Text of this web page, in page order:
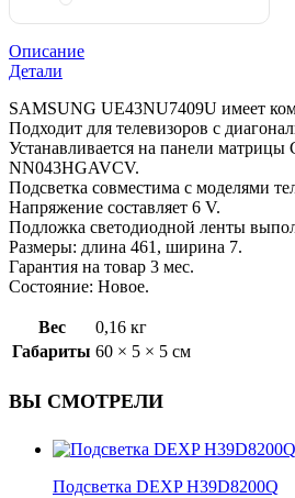
Описание
Детали
SAMSUNG UE43NU7409U имеет
Подходит для телевизоров с
Устанавливается на панели
NN043HGAVCV.
Подсветка совместима с моделями
Напряжение составляет 6 V.
Подложка светодиодной ленты
Размеры: длина 461, ширина 7.
Гарантия на товар 3 мес.
Состояние: Новое.
Вес
0,16 кг
Габариты 60 × 5 × 5 см
ВЫ СМОТРЕЛИ
Подсветка DEXP H39D8200Q